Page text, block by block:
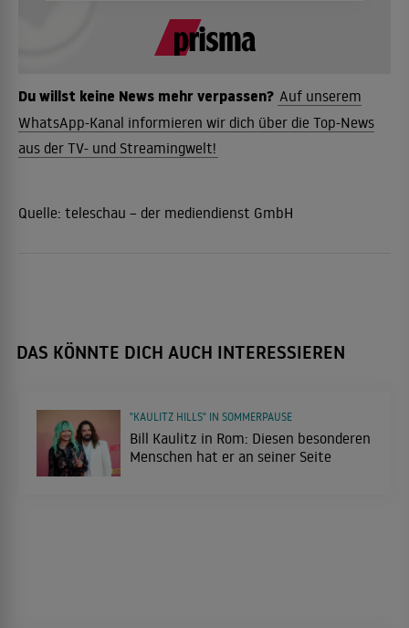
Du willst keine News mehr verpassen? Auf unserem
WhatsApp-Kanal informieren wir dich über die Top-News
aus der TV- und Streamingwelt!
Quelle: teleschau – der mediendienst GmbH
DAS KÖNNTE DICH AUCH INTERESSIEREN
Bill Kaulitz in Rom: Diesen besonderen
Menschen hat er an seiner Seite
"KAULITZ HILLS" IN SOMMERPAUSE